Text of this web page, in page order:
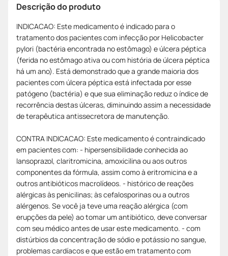
Descrição do produto
INDICACAO: Este medicamento é indicado para o
tratamento dos pacientes com infecção por Helicobacter
pylori (bactéria encontrada no estômago) e úlcera péptica
(ferida no estômago ativa ou com história de úlcera péptica
há um ano). Está demonstrado que a grande maioria dos
pacientes com úlcera péptica está infectada por esse
patógeno (bactéria) e que sua eliminação reduz o índice de
recorrência destas úlceras, diminuindo assim a necessidade
de terapêutica antissecretora de manutenção.
CONTRA INDICACAO: Este medicamento é contraindicado
em pacientes com: - hipersensibilidade conhecida ao
lansoprazol, claritromicina, amoxicilina ou aos outros
componentes da fórmula, assim como à eritromicina e a
outros antibióticos macrolídeos. - histórico de reações
alérgicas às penicilinas; às cefalosporinas ou a outros
alérgenos. Se você ja teve uma reação alérgica (com
erupções da pele) ao tomar um antibiótico, deve conversar
com seu médico antes de usar este medicamento. - com
distúrbios da concentração de sódio e potássio no sangue,
problemas cardíacos e que estão em tratamento com